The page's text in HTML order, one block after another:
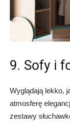
9. Sofy i
Wyglądają lekko,
atmosferę
zestawy